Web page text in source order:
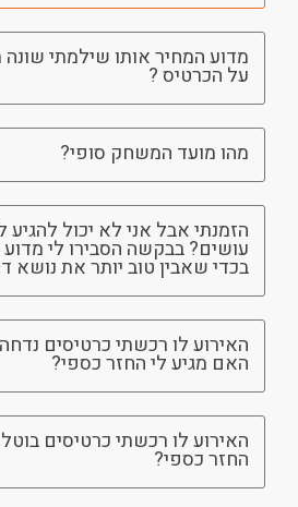
מדוע המחיר אותו שילמתי
על הכרטיס ?
מהו מועד המשחק סופי?
הזמנתי אבל אני לא יכול להגיע
עושים? בבקשה הסבירו לי
בכדי שאבין טוב יותר את נושא
האירוע לו רכשתי כרטיסים
האם מגיע לי החזר כספי?
האירוע לו רכשתי כרטיסים
החזר כספי?